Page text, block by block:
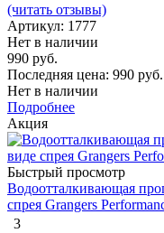
(читать отзывы)
Артикул: 1777
Нет в наличии
990 руб.
Последняя цена: 990 руб.
Нет в наличии
Подробнее
Акция
Быстрый просмотр
Водоотталкивающая
спрея Grangers
3